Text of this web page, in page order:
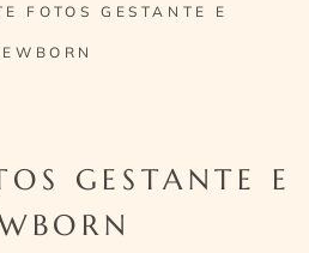
FOTOS GESTANTE E
GESTANTE E